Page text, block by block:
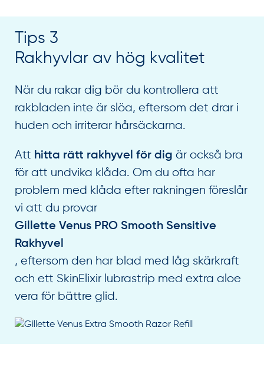
Tips 3
Rakhyvlar av hög kvalitet
När du rakar dig bör du kontrollera att
rakbladen inte är slöa, eftersom det drar i
huden och irriterar hårsäckarna.
Att hitta rätt rakhyvel för dig är också bra
för att undvika klåda. Om du ofta har
problem med klåda efter rakningen föreslår
vi att du provar
Gillette Venus PRO Smooth Sensitive
Rakhyvel
, eftersom den har blad med låg skärkraft
och ett SkinElixir lubrastrip med extra aloe
vera för bättre glid.